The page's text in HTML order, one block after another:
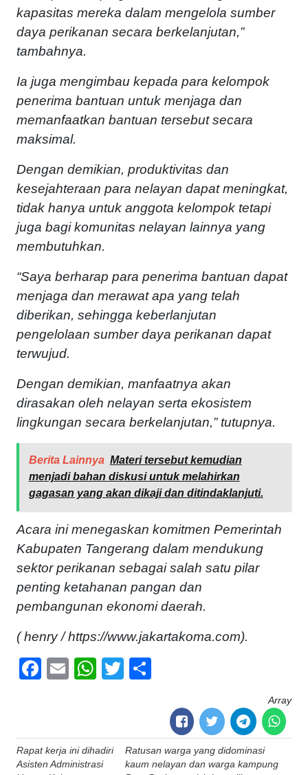
kapasitas mereka dalam mengelola sumber
daya perikanan secara berkelanjutan,”
tambahnya.
Ia juga mengimbau kepada para kelompok
penerima bantuan untuk menjaga dan
memanfaatkan bantuan tersebut secara
maksimal.
Dengan demikian, produktivitas dan
kesejahteraan para nelayan dapat meningkat,
tidak hanya untuk anggota kelompok tetapi
juga bagi komunitas nelayan lainnya yang
membutuhkan.
“Saya berharap para penerima bantuan dapat
menjaga dan merawat apa yang telah
diberikan, sehingga keberlanjutan
pengelolaan sumber daya perikanan dapat
terwujud.
Dengan demikian, manfaatnya akan
dirasakan oleh nelayan serta ekosistem
lingkungan secara berkelanjutan,” tutupnya.
Berita Lainnya Materi tersebut kemudian
menjadi bahan diskusi untuk melahirkan
gagasan yang akan dikaji dan ditindaklanjuti.
Acara ini menegaskan komitmen Pemerintah
Kabupaten Tangerang dalam mendukung
sektor perikanan sebagai salah satu pilar
penting ketahanan pangan dan
pembangunan ekonomi daerah.
( henry / https://www.jakartakoma.com).
Facebook
EmailWhatsApp
Twitter
Array
Post
navigation
Rapat kerja ini dihadiri
Asisten Administrasi
Ratusan warga yang didominasi
kaum nelayan dan warga kampung